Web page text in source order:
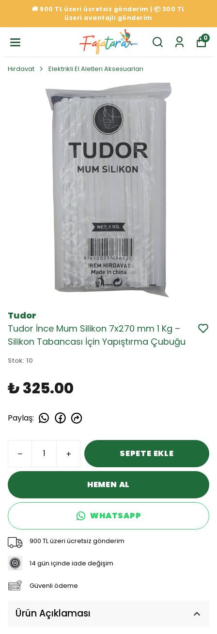
🚚 900 TL üzeri ücretsiz gönderim | 📦 300 TL
üzeri avantajlı gönderim
0
Hırdavat Elektrikli El Aletleri Aksesuarları
Tudor
Tudor İnce Mum Silikon 7x270 mm 1 Kg –
Silikon Tabancası İçin Yapıştırma Çubuğu
Stok: 10
₺ 325.00
Paylaş:
SEPETE EKLE
HEMEN AL
WHATSAPP
900 TL üzeri ücretsiz gönderim
14 gün içinde iade değişim
Güvenli ödeme
Ürün Açıklaması